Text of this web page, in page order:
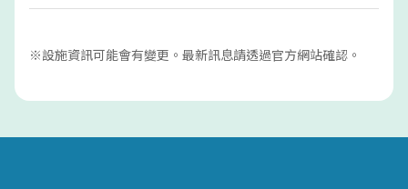
※設施資訊可能會有變更。最新訊息請透過官方網站確認。